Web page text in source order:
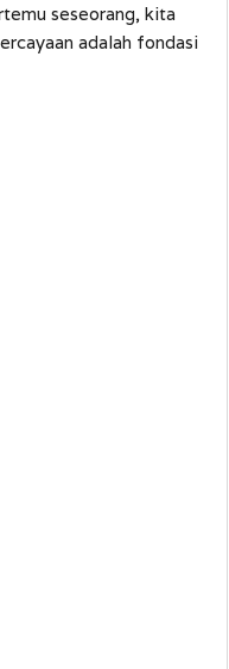
seseorang, kita
adalah fondasi